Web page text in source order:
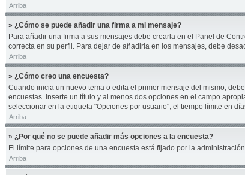
Arriba
» ¿Cómo se puede añadir una firma a mi mensaje?
Para añadir una firma a sus mensajes debe crearla en el Panel de
correcta en su perfil. Para dejar de añadirla en los mensajes, debe
Arriba
» ¿Cómo creo una encuesta?
Cuando inicia un nuevo tema o edita el primer mensaje del mismo,
encuestas. Inserte un título y al menos dos opciones en el campo
seleccionar en la etiqueta "Opciones por usuario", el tiempo límite en
Arriba
» ¿Por qué no se puede añadir más opciones a la encuesta?
El límite para opciones de una encuesta está fijado por la
Arriba